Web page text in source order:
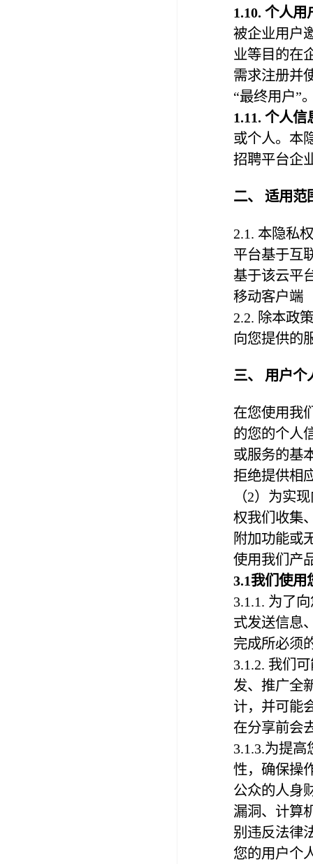
1.10. 个人用
被企业用户
业等目的在
需求注册并
“最终用户”
1.11. 个人信
或个人。本
招聘平台企
二、 适用范
2.1. 本隐私
平台基于互
基于该云平
移动客户端
2.2. 除本政
向您提供的
三、 用户个
在您使用我
的您的个人
或服务的基
拒绝提供相
（2）为实
权我们收集
附加功能或
使用我们产
3.1我们使用
3.1.1. 为了
式发送信息
完成所必须
3.1.2. 我们
发、推广全
计，并可能
在分享前会
3.1.3.为提
性，确保操
公众的人身
漏洞、计算
别违反法律
您的用户个